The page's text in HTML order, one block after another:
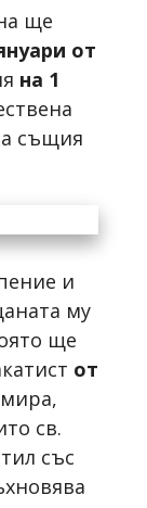
ще
от
на 1
същия
и
му
ще
от
св.
със